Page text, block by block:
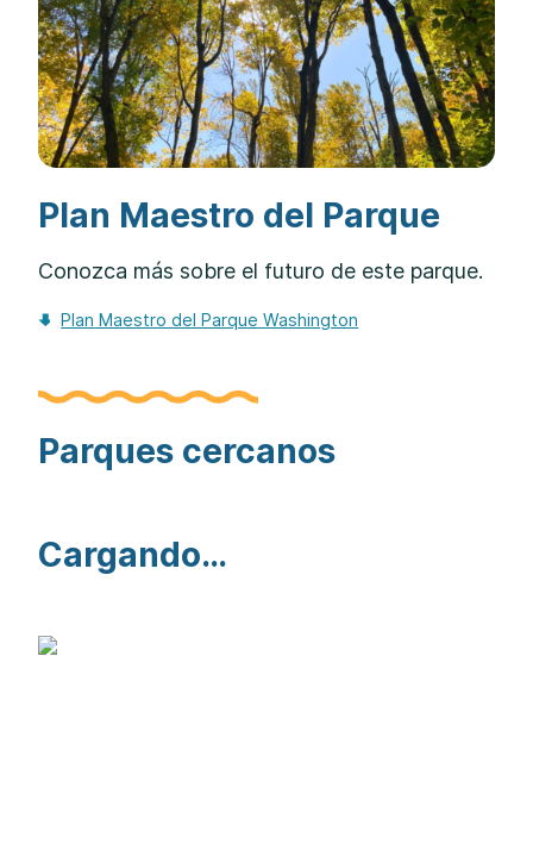
Plan Maestro del Parque
Conozca más sobre el futuro de este parque.
Plan Maestro del Parque Washington
Parques cercanos
Cargando…